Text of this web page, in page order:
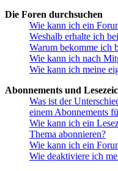
Die Foren durchsuchen
Wie kann ich ein
Weshalb erhalte ich
Warum bekomme ich
Wie kann ich nach
Wie kann ich meine
Abonnements und
Was ist der
einem Abonnements
Wie kann ich ein
Thema abonnieren?
Wie kann ich ein
Wie deaktiviere ich